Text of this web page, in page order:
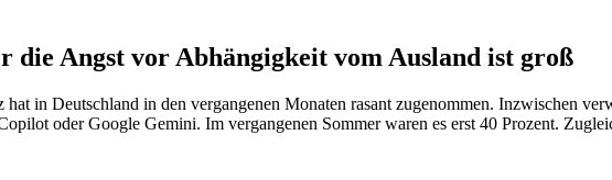
die Angst vor Abhängigkeit vom Ausland ist groß
in Deutschland in den vergangenen Monaten rasant zugenommen. Inzwischen
oder Google Gemini. Im vergangenen Sommer waren es erst 40 Prozent.